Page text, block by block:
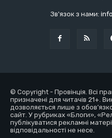
Зв'язок з нами:
© Copyright - Провінція. Всі
призначені для читачів 21+.
дозволяється лише з
сайт. У рубриках «Блоги»,
публікуватися рекламні
відповідальності не несе.